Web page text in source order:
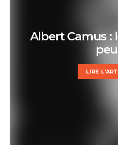
Albert Camus :
LIRE